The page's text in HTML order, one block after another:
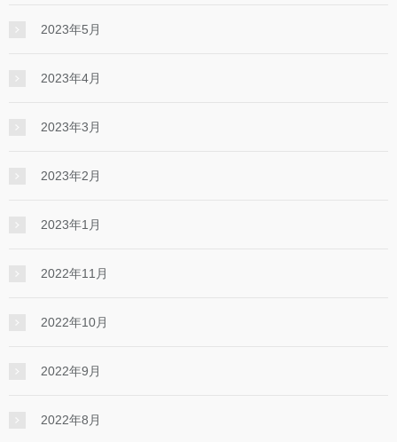
2023年5月
2023年4月
2023年3月
2023年2月
2023年1月
2022年11月
2022年10月
2022年9月
2022年8月